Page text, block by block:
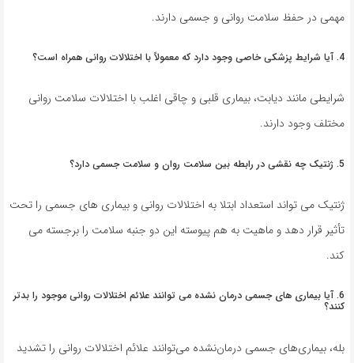
مهمی در حفظ سلامت روانی و جسمی دارند.
4. آیا شرایط پزشکی خاصی وجود دارد که معمولاً با اختلالات روانی همراه است؟
شرایطی مانند دیابت، بیماری قلبی و چاقی اغلب با اختلالات سلامت روانی
مختلف وجود دارند.
5. ژنتیک چه نقشی در رابطه بین سلامت روان و سلامت جسمی دارد؟
ژنتیک می تواند استعداد ابتلا به اختلالات روانی و بیماری های جسمی را تحت
تأثیر قرار دهد و ماهیت به هم پیوسته این دو جنبه سلامت را برجسته می
کند.
6. آیا بیماری های جسمی درمان نشده می توانند علائم اختلالات روانی موجود را بدتر
کنند؟
بله، بیماری‌های جسمی درمان‌نشده می‌توانند علائم اختلالات روانی را تشدید